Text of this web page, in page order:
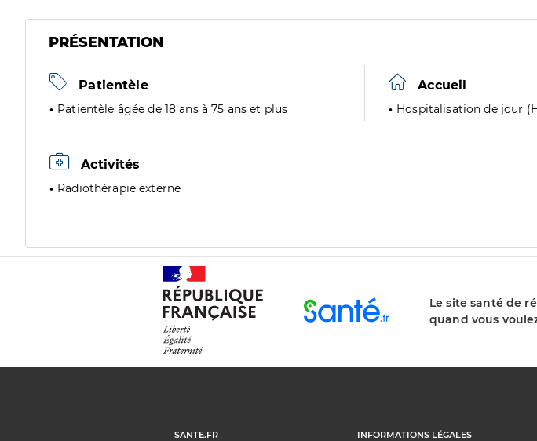
PRÉSENTATION
Patientèle
Patientèle âgée de 18 ans à 75 ans et plus
Accueil
Hospitalisation de jour
Activités
Radiothérapie externe
Le site santé de
quand vous
SANTE.FR INFORMATIONS LÉGALES